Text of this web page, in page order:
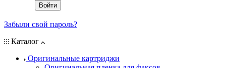
Забыли свой пароль?
Каталог
Оригинальные картриджи